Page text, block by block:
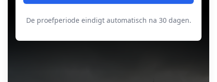
De proefperiode eindigt automatisch na 30 dagen.